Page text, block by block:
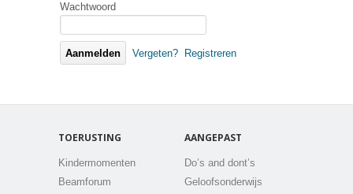
Wachtwoord
Vergeten? Registreren
TOERUSTING
Kindermomenten
Beamforum
AANGEPAST
Do’s and dont’s
Geloofsonderwijs